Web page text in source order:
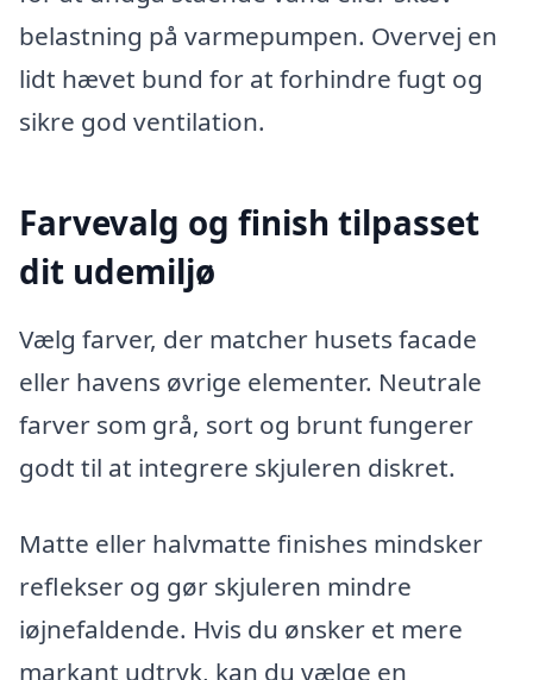
belastning på varmepumpen. Overvej en
lidt hævet bund for at forhindre fugt og
sikre god ventilation.
Farvevalg og finish tilpasset
dit udemiljø
Vælg farver, der matcher husets facade
eller havens øvrige elementer. Neutrale
farver som grå, sort og brunt fungerer
godt til at integrere skjuleren diskret.
Matte eller halvmatte finishes mindsker
reflekser og gør skjuleren mindre
iøjnefaldende. Hvis du ønsker et mere
markant udtryk, kan du vælge en